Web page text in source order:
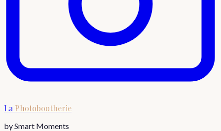
La Photobootherie
by Smart Moments